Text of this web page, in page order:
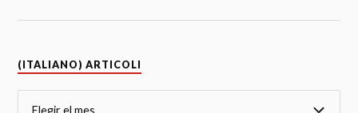
(ITALIANO) ARTICOLI